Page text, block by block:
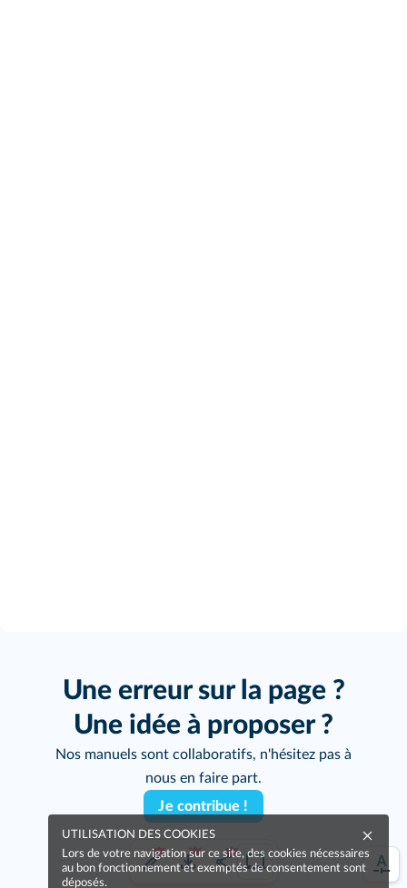
Une erreur sur la page ?
Une idée à proposer ?
Nos manuels sont collaboratifs, n'hésitez pas à
nous en faire part.
Je contribue !
UTILISATION DES COOKIES
Lors de votre navigation sur ce site, des cookies nécessaires
au bon fonctionnement et exemptés de consentement sont
déposés.